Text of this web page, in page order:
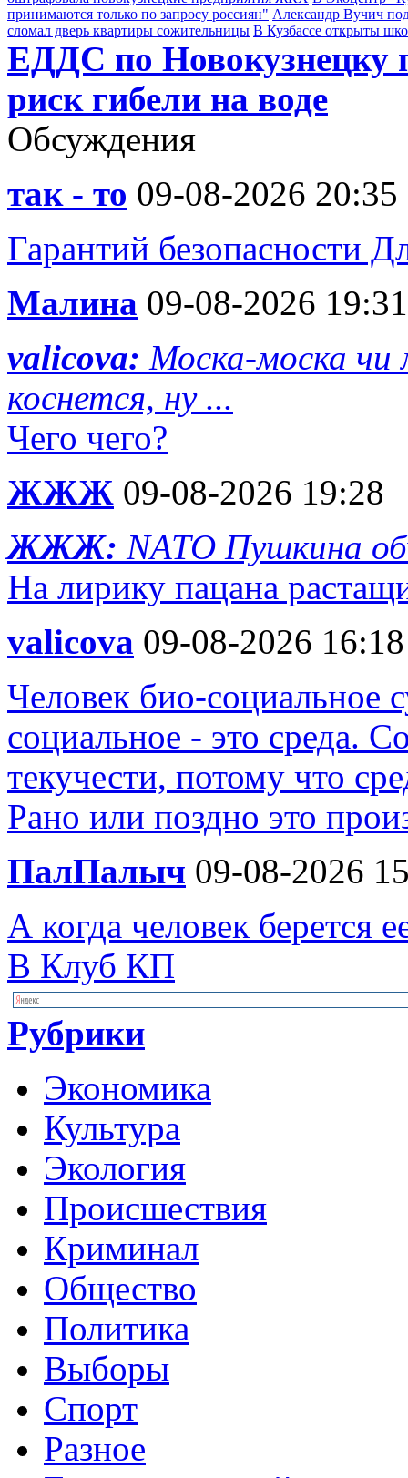
принимаются только по запросу россиян" Александр Вучич
сломал дверь квартиры сожительницы В Кузбассе открыты
ЕДДС по Новокузнецку
риск гибели на воде
Обсуждения
так - то 09-08-2026 20:35
Гарантий безопасности
Малина 09-08-2026 19:31
valicova: Моска-моска чи
коснется, ну ...
Чего чего?
ЖЖЖ 09-08-2026 19:28
ЖЖЖ: NATO Пушкина
На лирику пацана
valicova 09-08-2026 16:18
Человек био-социальное
социальное - это среда.
текучести, потому что
Рано или поздно это
ПалПалыч 09-08-2026
А когда человек берется
В Клуб КП
Рубрики
Экономика
Культура
Экология
Происшествия
Криминал
Общество
Политика
Выборы
Спорт
Разное